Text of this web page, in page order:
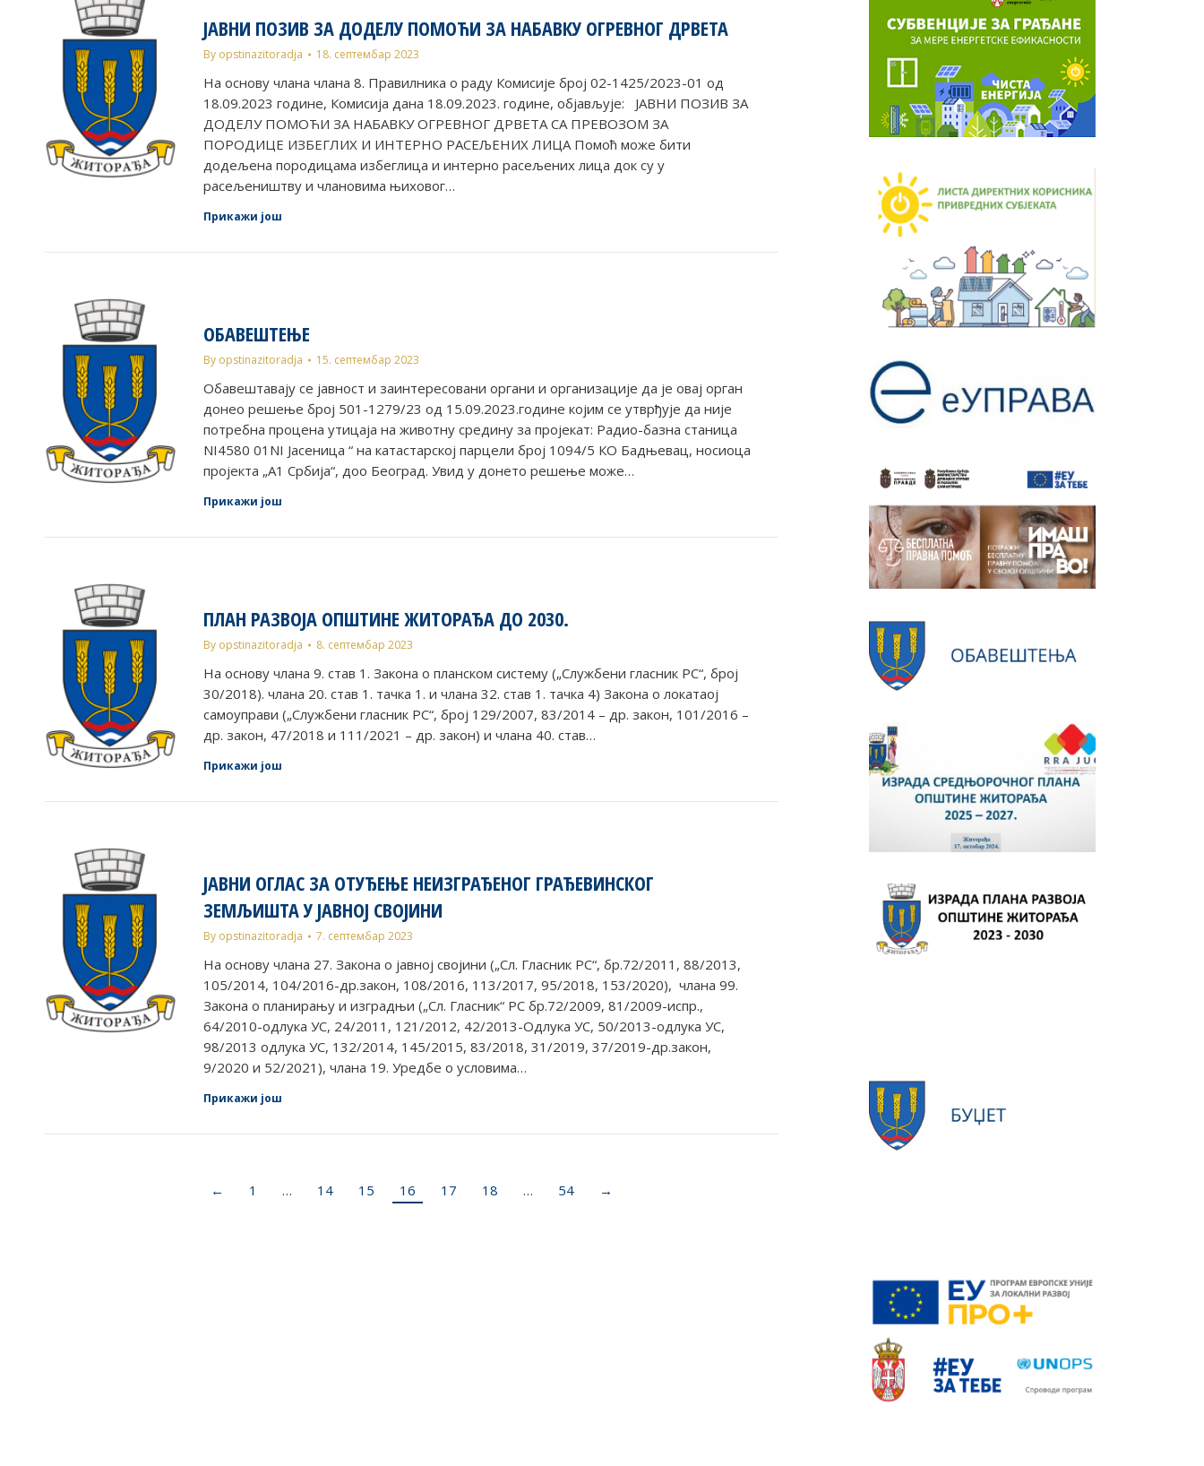
ЈАВНИ ПОЗИВ ЗА ДОДЕЛУ ПОМОЋИ ЗА НАБАВКУ ОГРЕВНОГ ДРВЕТА
By opstinazitoradja 18. септембар 2023
На основу члана члана 8. Правилника о раду Комисије број 02-1425/2023-01 од
18.09.2023 године, Комисија дана 18.09.2023. године, објављује: ЈАВНИ ПОЗИВ ЗА
ДОДЕЛУ ПОМОЋИ ЗА НАБАВКУ ОГРЕВНОГ ДРВЕТА СА ПРЕВОЗОМ ЗА
ПОРОДИЦЕ ИЗБЕГЛИХ И ИНТЕРНО РАСЕЉЕНИХ ЛИЦА Помоћ може бити
додељена породицама избеглица и интерно расељених лица док су у
расељеништву и члановима њиховог…
Прикажи још
ОБАВЕШТЕЊЕ
By opstinazitoradja 15. септембар 2023
Обавештавају се јавност и заинтересовани органи и организације да је овај орган
донео решење број 501-1279/23 од 15.09.2023.године којим се утврђује да није
потребна процена утицаја на животну средину за пројекат: Радио-базна станица
NI4580 01NI Јасеница “ на катастарској парцели број 1094/5 КО Бадњевац, носиоца
пројекта „А1 Србија“, доо Београд. Увид у донето решење може…
Прикажи још
ПЛАН РАЗВОЈА ОПШТИНЕ ЖИТОРАЂА ДО 2030.
By opstinazitoradja 8. септембар 2023
Ha основу члана 9. став 1. Закона о планском систему („Службени гласник PC“, број
30/2018). члана 20. став 1. тачка 1. и члана 32. став 1. тачка 4) Закона о локатаој
самоуправи („Службени гласник PC“, број 129/2007, 83/2014 – др. закон, 101/2016 –
др. закон, 47/2018 и 111/2021 – др. закон) и члана 40. став…
Прикажи још
ЈАВНИ ОГЛАС ЗА ОТУЂЕЊЕ НЕИЗГРАЂЕНОГ ГРАЂЕВИНСКОГ
ЗЕМЉИШТА У ЈАВНОЈ СВОЈИНИ
By opstinazitoradja 7. септембар 2023
На основу члана 27. Закона о јавној својини („Сл. Гласник РС“, бр.72/2011, 88/2013,
105/2014, 104/2016-др.закон, 108/2016, 113/2017, 95/2018, 153/2020), члана 99.
Закона о планирању и изградњи („Сл. Гласник“ РС бр.72/2009, 81/2009-испр.,
64/2010-одлука УС, 24/2011, 121/2012, 42/2013-Одлука УС, 50/2013-одлука УС,
98/2013 одлука УС, 132/2014, 145/2015, 83/2018, 31/2019, 37/2019-др.закон,
9/2020 и 52/2021), члана 19. Уредбе о условима…
Прикажи још
← 1 … 14 15 16 17 18 … 54 →